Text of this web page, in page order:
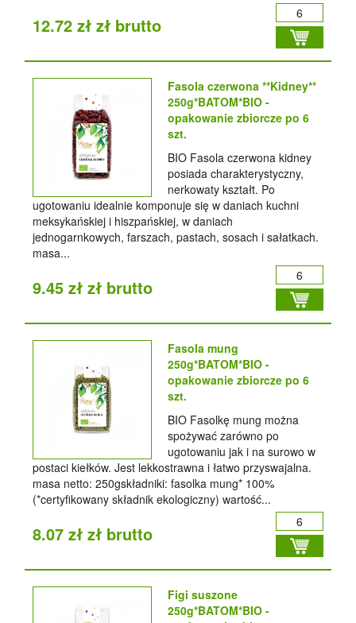
12.72 zł zł brutto
Fasola czerwona **Kidney**
250g*BATOM*BIO -
opakowanie zbiorcze po 6
szt.
BIO Fasola czerwona kidney
posiada charakterystyczny,
nerkowaty kształt. Po
ugotowaniu idealnie komponuje się w daniach kuchni
meksykańskiej i hiszpańskiej, w daniach
jednogarnkowych, farszach, pastach, sosach i sałatkach.
masa...
9.45 zł zł brutto
Fasola mung
250g*BATOM*BIO -
opakowanie zbiorcze po 6
szt.
BIO Fasolkę mung można
spożywać zarówno po
ugotowaniu jak i na surowo w
postaci kiełków. Jest lekkostrawna i łatwo przyswajalna.
masa netto: 250gskładniki: fasolka mung* 100%
(*certyfikowany składnik ekologiczny) wartość...
8.07 zł zł brutto
Figi suszone
250g*BATOM*BIO -